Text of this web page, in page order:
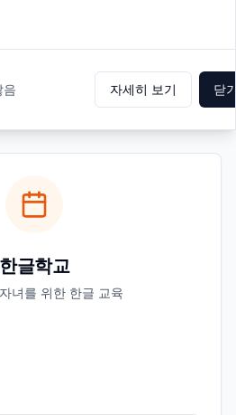
자세히 보기
한글학교
녀를 위한 한글 교육
음 자세히 보기 닫